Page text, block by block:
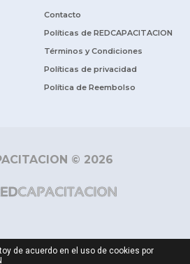
Contacto
Políticas de REDCAPACITACION
Términos y Condiciones
Políticas de privacidad
Política de Reembolso
© 2026
de acuerdo en el uso de cookies por